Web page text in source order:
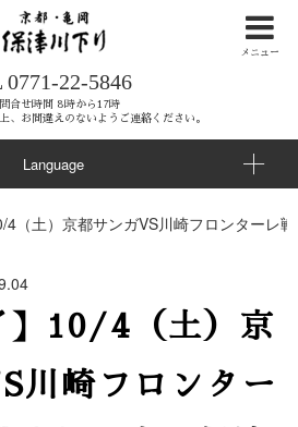
ナ
ビ
ゲ
ー
ョ
ン
を
プ
る
メニュー
Language
0771-22-5846
合せ時間 8時から17時
、お間違えのないようご連絡ください。
4（土）京都サンガVS川崎フロンターレ
】10/4（土）京
川崎フロンター